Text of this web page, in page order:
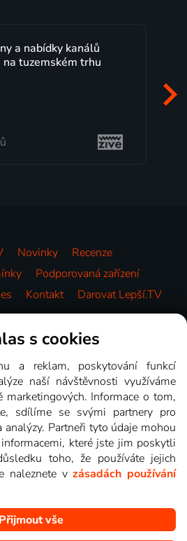
a nabídky kanálů
na tuzemském trhu
Novinky
Recenze
Podporovaná zařízení
Kontakt Darovat Lepší.TV
Videotéka
Na tomto webu jsou zobrazovány
které můžete sledovat v Lepší.TV.
s cookies
a reklam, poskytování funkcí
naší návštěvnosti využíváme
marketingových. Informace o tom,
sdílíme se svými partnery pro
analýzy. Partneři tyto údaje mohou
které jste jim poskytli
toho, že používáte jejich
naleznete vzásadách používání
Přijmout vše